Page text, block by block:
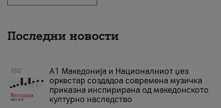
Последни новости
А1 Македонија и Националниот џез
оркестар создадоа современа музичка
приказна инспирирана од македонското
културно наследство